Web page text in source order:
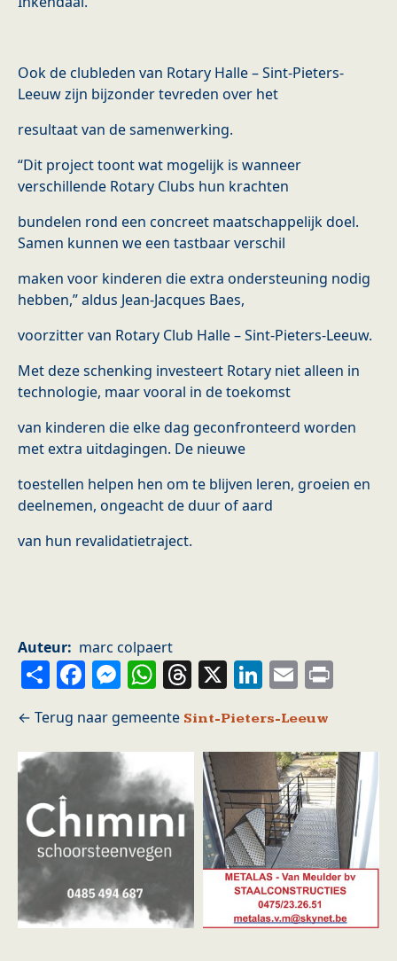
Ook de clubleden van Rotary Halle – Sint-Pieters-
Leeuw zijn bijzonder tevreden over het
resultaat van de samenwerking.
“Dit project toont wat mogelijk is wanneer
verschillende Rotary Clubs hun krachten
bundelen rond een concreet maatschappelijk doel.
Samen kunnen we een tastbaar verschil
maken voor kinderen die extra ondersteuning nodig
hebben,” aldus Jean-Jacques Baes,
voorzitter van Rotary Club Halle – Sint-Pieters-Leeuw.
Met deze schenking investeert Rotary niet alleen in
technologie, maar vooral in de toekomst
van kinderen die elke dag geconfronteerd worden
met extra uitdagingen. De nieuwe
toestellen helpen hen om te blijven leren, groeien en
deelnemen, ongeacht de duur of aard
van hun revalidatietraject.
Auteur marc colpaert
ShareFacebook
Messenger
WhatsApp
Threads
X LinkedIn
Email
Sint-Pieters-Leeuw